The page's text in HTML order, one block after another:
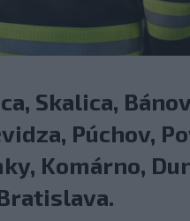
Skalica,
Púchov,
Komárno,